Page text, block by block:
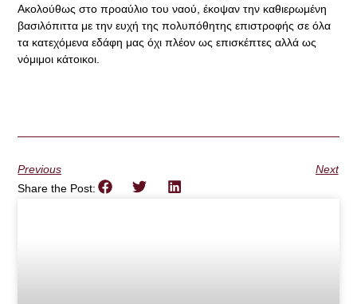
Ακολούθως στο προαύλιο του ναού, έκοψαν την καθιερωμένη
βασιλόπιττα με την ευχή της πολυπόθητης επιστροφής σε όλα
τα κατεχόμενα εδάφη μας όχι πλέον ως επισκέπτες αλλά ως
νόμιμοι κάτοικοι.
Previous
Next
Share the Post: